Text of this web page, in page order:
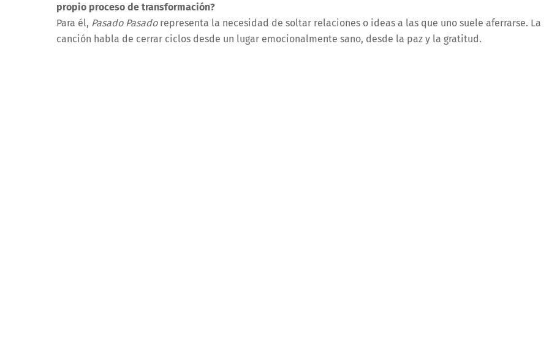
propio proceso de transformación?
Para él, Pasado Pasadorepresenta la necesidad de soltar relaciones o ideas a las que uno suele aferrarse. La
canción habla de cerrar ciclos desde un lugar emocionalmente sano, desde la paz y la gratitud.